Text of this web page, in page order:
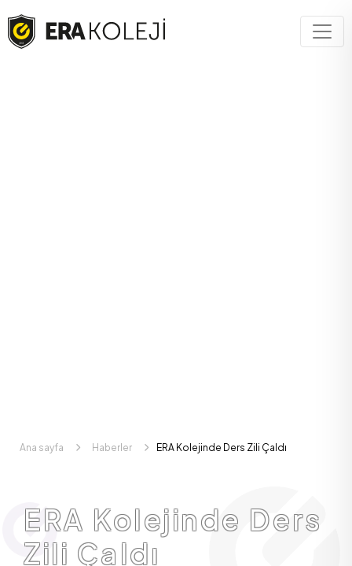
Ana sayfa Haberler ERA Kolejinde Ders Zili Çaldı
ERA Kolejinde Ders
Zili Çaldı